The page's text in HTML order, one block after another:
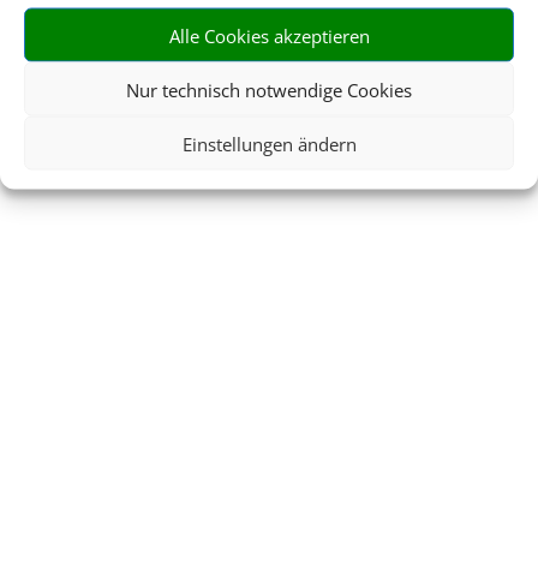
Alle Cookies akzeptieren
Nur technisch notwendige Cookies
Einstellungen ändern